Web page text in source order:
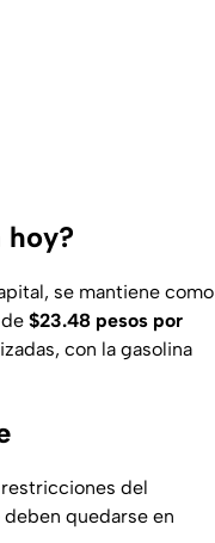
hoy?
se mantiene como
$23.48 pesos por
con la gasolina
del
deben quedarse en